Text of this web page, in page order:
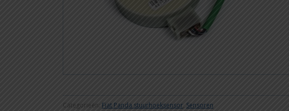
Categorieën: Fiat Panda stuurhoeksensor, Sensoren